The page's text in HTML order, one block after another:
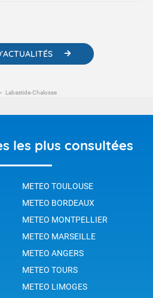
Labastide-Chalosse
les plus consultées
METEO TOULOUSE
METEO BORDEAUX
METEO MONTPELLIER
METEO MARSEILLE
METEO ANGERS
METEO TOURS
METEO LIMOGES